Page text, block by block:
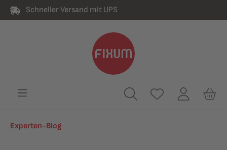
springen
Schneller Versand mit UPS
Experten-Blog